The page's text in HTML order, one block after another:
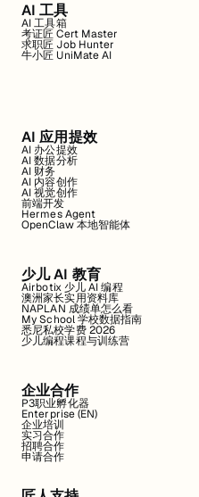
AI 工具
AI 工具箱
考证匠 Cert Master
求职匠 Job Hunter
牛小匠 UniMate AI
AI 应用提效
AI 办公提效
AI 数据分析
AI 财务
AI 内容创作
AI 视觉创作
前端开发
Hermes Agent
OpenClaw 本地智能体
少儿 AI 教育
Airbotix 少儿 AI 编程
澳洲家长实用资料库
NAPLAN 成绩单怎么看
My School 学校数据指南
悉尼私校学费 2026
少儿编程课程与训练营
企业合作
P3职业孵化器
Enterprise (EN)
企业培训
实习合作
招聘合作
申请合作